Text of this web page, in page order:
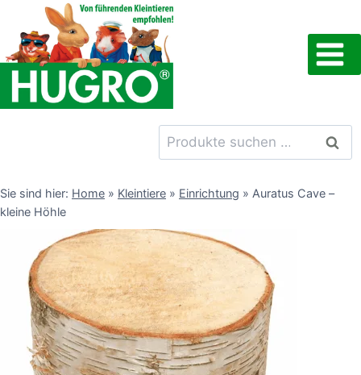
Inhalt
springen
Suchen
nach:
Sie sind hier: Home » Kleintiere » Einrichtung » Auratus Cave –
kleine Höhle